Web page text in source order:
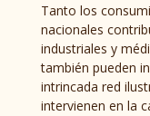
Tanto los
nacionales
industriales y
también pueden
intrincada red
intervienen en la